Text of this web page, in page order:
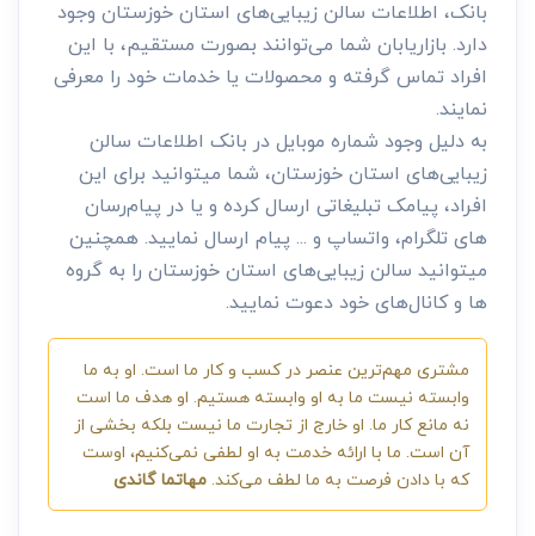
بانک، اطلاعات سالن زیبایی‌های استان خوزستان وجود
دارد. بازاریابان شما می‌توانند بصورت مستقیم، با این
افراد تماس گرفته و محصولات یا خدمات خود را معرفی
نمایند.
به دلیل وجود شماره موبایل در بانک اطلاعات سالن
زیبایی‌های استان خوزستان، شما میتوانید برای این
افراد، پیامک تبلیغاتی ارسال کرده و یا در پیام‌رسان
های تلگرام، واتساپ و ... پیام ارسال نمایید. همچنین
میتوانید سالن زیبایی‌های استان خوزستان را به گروه
ها و کانال‌های خود دعوت نمایید.
مشتری مهم‌ترین عنصر در کسب و کار ما است. او به ما
وابسته نیست ما به او وابسته هستیم. او هدف ما است
نه مانع کار ما. او خارج از تجارت ما نیست بلکه بخشی از
آن است. ما با ارائه خدمت به او لطفی نمی‌کنیم، اوست
که با دادن فرصت به ما لطف می‌کند. مهاتما گاندی